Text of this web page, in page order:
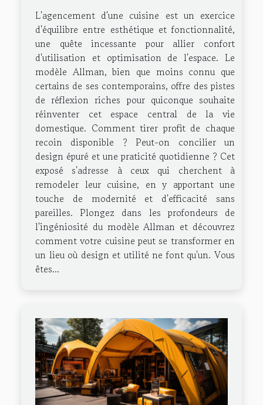
L'agencement d'une cuisine est un exercice
d'équilibre entre esthétique et fonctionnalité,
une quête incessante pour allier confort
d'utilisation et optimisation de l'espace. Le
modèle Allman, bien que moins connu que
certains de ses contemporains, offre des pistes
de réflexion riches pour quiconque souhaite
réinventer cet espace central de la vie
domestique. Comment tirer profit de chaque
recoin disponible ? Peut-on concilier un
design épuré et une praticité quotidienne ? Cet
exposé s'adresse à ceux qui cherchent à
remodeler leur cuisine, en y apportant une
touche de modernité et d'efficacité sans
pareilles. Plongez dans les profondeurs de
l'ingéniosité du modèle Allman et découvrez
comment votre cuisine peut se transformer en
un lieu où design et utilité ne font qu'un. Vous
êtes...